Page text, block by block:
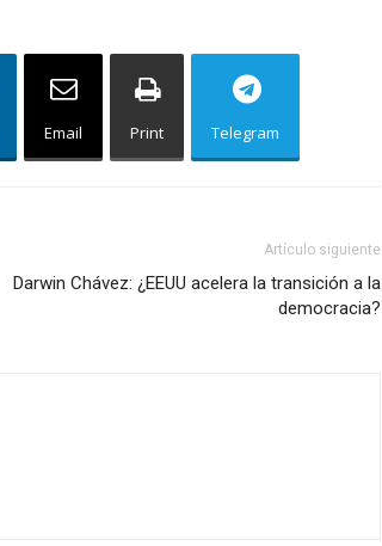
Email Print Telegram
Artículo siguiente
Darwin Chávez: ¿EEUU acelera la transición a la
democracia?